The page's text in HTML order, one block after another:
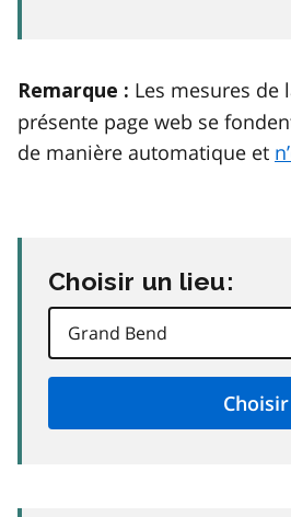
Remarque : Les mesures de
présente page web se
de manière automatique et
Choisir un lieu: